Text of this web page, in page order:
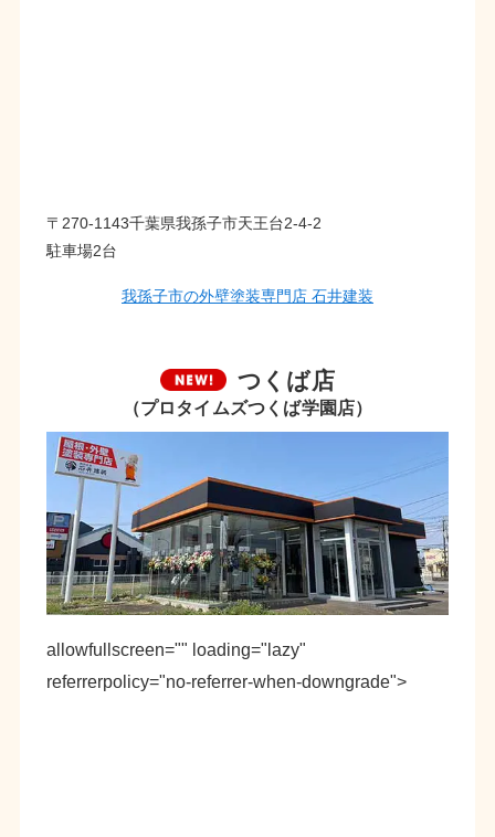
〒270-1143千葉県我孫子市天王台2-4-2
駐車場2台
我孫子市の外壁塗装専門店 石井建装
つくば店
（プロタイムズつくば学園店）
allowfullscreen="" loading="lazy"
referrerpolicy="no-referrer-when-downgrade">